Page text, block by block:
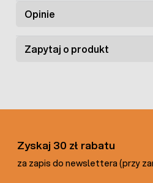
dokręca za pomocą specjalnych
potrzeba skonstruowania
Opinie
Zapytaj o produkt
Zyskaj 30 zł rabatu
za zapis do newslettera (przy